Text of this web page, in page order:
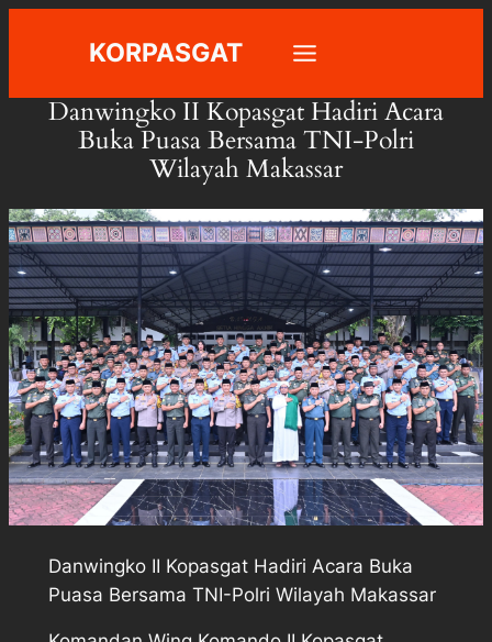
KORPASGAT
Danwingko II Kopasgat Hadiri Acara
Buka Puasa Bersama TNI-Polri
Wilayah Makassar
Danwingko II Kopasgat Hadiri Acara Buka
Puasa Bersama TNI-Polri Wilayah Makassar